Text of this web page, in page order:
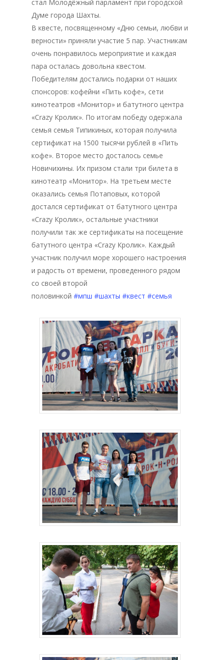
стал Молодёжный парламент при городской
Думе города Шахты.
В квесте, посвященному «Дню семьи, любви и
верности» приняли участие 5 пар. Участникам
очень понравилось мероприятие и каждая
пара осталась довольна квестом.
Победителям достались подарки от наших
спонсоров: кофейни «Пить кофе», сети
кинотеатров «Монитор» и батутного центра
«Crazy Кролик». По итогам победу одержала
семья семья Типикиных, которая получила
сертификат на 1500 тысячи рублей в «Пить
кофе». Второе место досталось семье
Новичихины. Их призом стали три билета в
кинотеатр «Монитор». На третьем месте
оказались семья Потаповых, которой
достался сертификат от батутного центра
«Crazy Кролик», остальные участники
получили так же сертификаты на посещение
батутного центра «Crazy Кролик». Каждый
участник получил море хорошего настроения
и радость от времени, проведенного рядом
со своей второй
половинкой #мпш #шахты #квест #семья